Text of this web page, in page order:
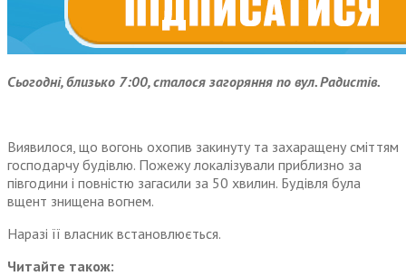
Сьогодні, близько 7:00, сталося загоряння по вул. Радистів.
Виявилося, що вогонь охопив закинуту та захаращену сміттям
господарчу будівлю. Пожежу локалізували приблизно за
півгодини і повністю загасили за 50 хвилин. Будівля була
вщент знищена вогнем.
Наразі її власник встановлюється.
Читайте також: